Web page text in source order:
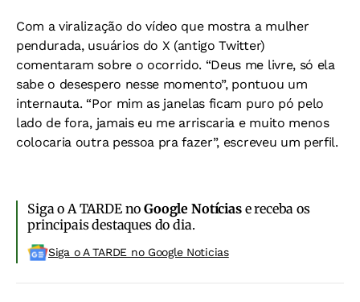
Com a viralização do vídeo que mostra a mulher
pendurada, usuários do X (antigo Twitter)
comentaram sobre o ocorrido. “Deus me livre, só ela
sabe o desespero nesse momento”, pontuou um
internauta. “Por mim as janelas ficam puro pó pelo
lado de fora, jamais eu me arriscaria e muito menos
colocaria outra pessoa pra fazer”, escreveu um perfil.
Siga o A TARDE noGoogle Notíciase receba os
principais destaques do dia.
Siga o A TARDE no Google Noticias